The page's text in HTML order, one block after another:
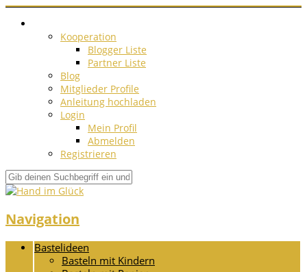
Kooperation
Blogger Liste
Partner Liste
Blog
Mitglieder Profile
Anleitung hochladen
Login
Mein Profil
Abmelden
Registrieren
Navigation
Bastelideen
Basteln mit Kindern